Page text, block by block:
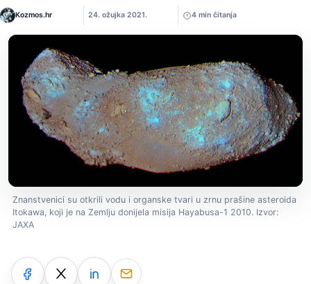
Kozmos.hr 24. ožujka 2021. 4 min čitanja
Znanstvenici su otkrili vodu i organske tvari u zrnu prašine asteroida
Itokawa, koji je na Zemlju donijela misija Hayabusa-1 2010. Izvor:
JAXA